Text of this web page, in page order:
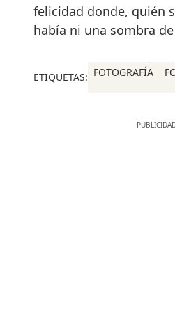
felicidad donde, quién
había ni una sombra
ETIQUETAS: FOTOGRAFÍA